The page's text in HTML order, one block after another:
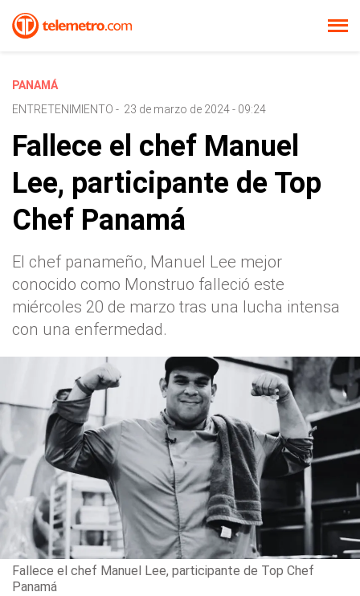
PANAMÁ
ENTRETENIMIENTO - 23 de marzo de 2024 - 09:24
Fallece el chef Manuel
Lee, participante de Top
Chef Panamá
El chef panameño, Manuel Lee mejor
conocido como Monstruo falleció este
miércoles 20 de marzo tras una lucha intensa
con una enfermedad.
Fallece el chef Manuel Lee, participante de Top Chef
Panamá